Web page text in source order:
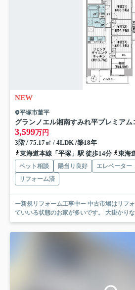
NEW
平塚市菫平
グランノエル湘南すみれ平プレミアム
3,599万円
3階 / 75.17㎡ / 4LDK /築18年
東海道本線「平塚」駅 徒歩14分
東海道本
ペット相談 陽当り良好 エレベーター
リフォーム済
ー新規リフォーム工事中ー 中古市場はリフ
ていいる状態のお家が多いです。 大掛かり